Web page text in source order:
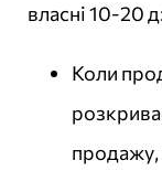
власні 10-20
Коли
продажу,